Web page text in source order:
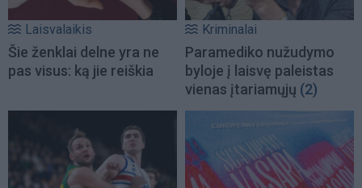
Laisvalaikis
Šie ženklai delne yra ne
pas visus: ką jie reiškia
Kriminalai
Paramediko nužudymo
byloje į laisvę paleistas
vienas įtariamųjų (2)